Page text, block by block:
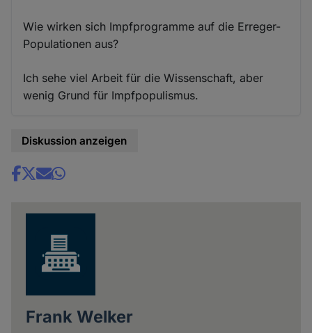
Wie wirken sich Impfprogramme auf die Erreger-
Populationen aus?
Ich sehe viel Arbeit für die Wissenschaft, aber
wenig Grund für Impfpopulismus.
Diskussion anzeigen
Share
Frank Welker